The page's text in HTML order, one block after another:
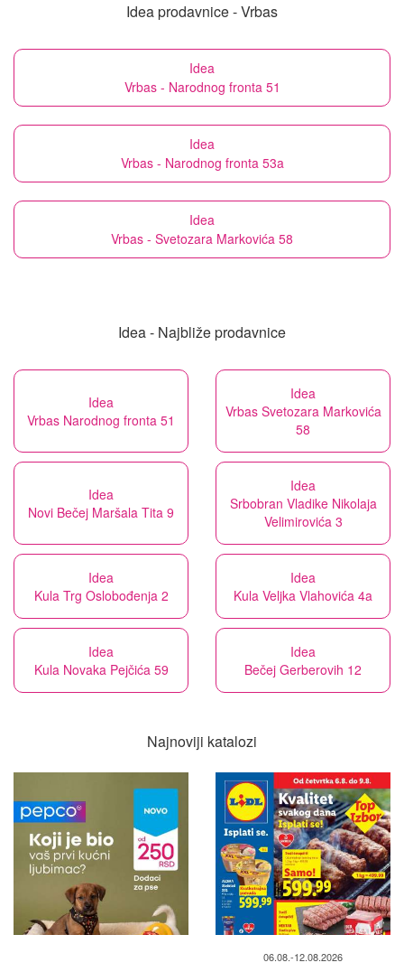
Idea prodavnice - Vrbas
Idea
Vrbas - Narodnog fronta 51
Idea
Vrbas - Narodnog fronta 53a
Idea
Vrbas - Svetozara Markovića 58
Idea - Najbliže prodavnice
Idea
Vrbas Narodnog fronta 51
Idea
Vrbas Svetozara Markovića
58
Idea
Novi Bečej Maršala Tita 9
Idea
Srbobran Vladike Nikolaja
Velimirovića 3
Idea
Kula Trg Oslobođenja 2
Idea
Kula Veljka Vlahovića 4a
Idea
Kula Novaka Pejčića 59
Idea
Bečej Gerberovih 12
Najnoviji katalozi
06.08.-12.08.2026